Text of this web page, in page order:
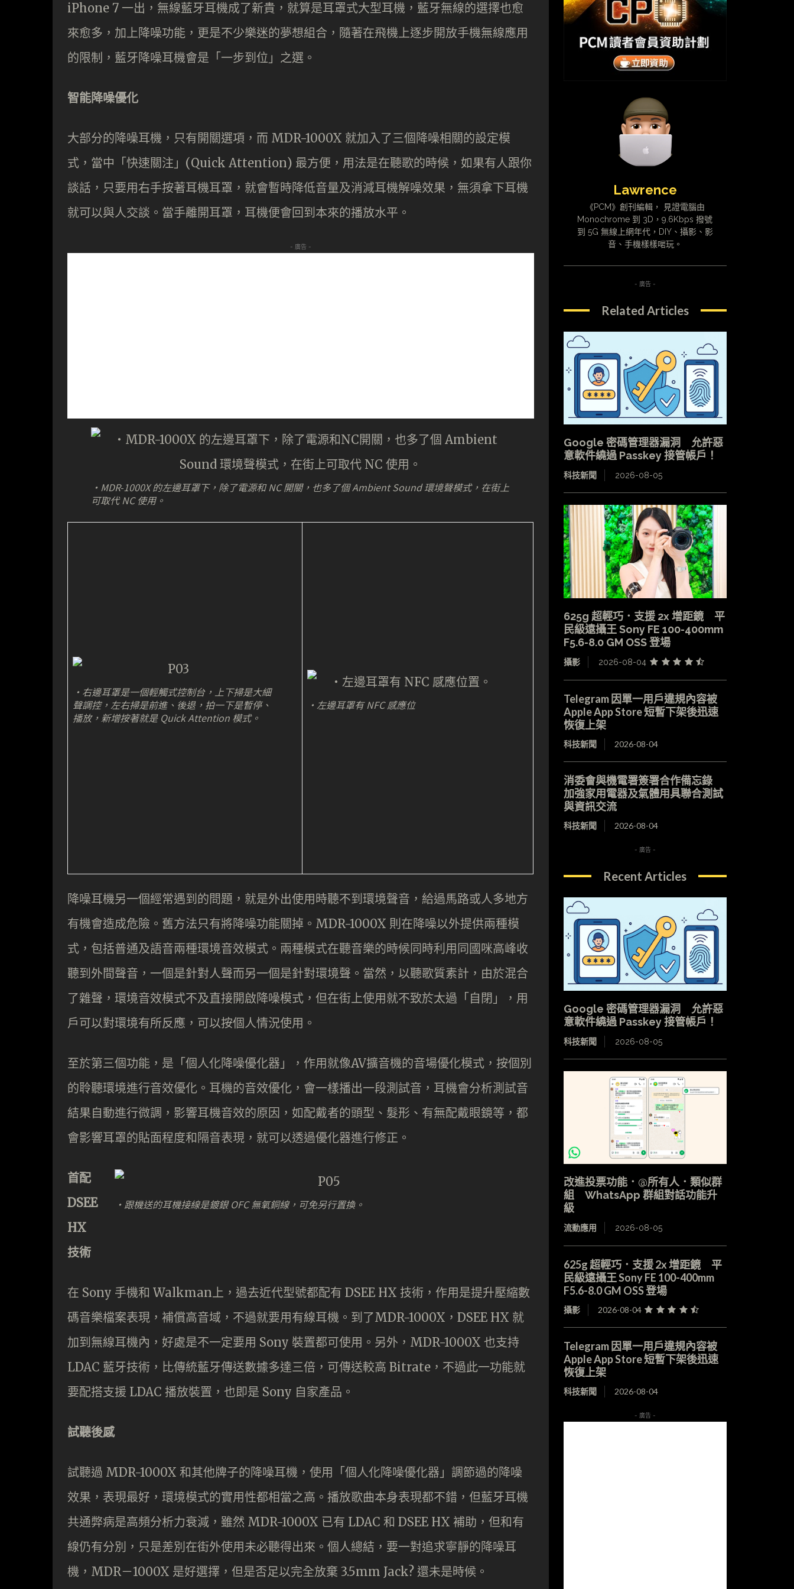
iPhone 7 一出，無線藍牙耳機成了新貴，就算是耳罩式大型耳機，藍牙無線的選擇也愈
來愈多，加上降噪功能，更是不少樂迷的夢想組合，隨著在飛機上逐步開放手機無線應用
的限制，藍牙降噪耳機會是「一步到位」之選。
智能降噪優化
大部分的降噪耳機，只有開關選項，而 MDR-1000X 就加入了三個降噪相關的設定模
式，當中「快速關注」(Quick Attention) 最方便，用法是在聽歌的時候，如果有人跟你
談話，只要用右手按著耳機耳罩，就會暫時降低音量及消減耳機解噪效果，無須拿下耳機
就可以與人交談。當手離開耳罩，耳機便會回到本來的播放水平。
- 廣告 -
・MDR-1000X 的左邊耳罩下，除了電源和 NC 開關，也多了個 Ambient Sound 環境聲模式，在街上
可取代 NC 使用。
・右邊耳罩是一個輕觸式控制台，上下掃是大細
聲調控，左右掃是前進、後退，拍一下是暫停、
播放，新增按著就是 Quick Attention 模式。
・左邊耳罩有 NFC 感應位
降噪耳機另一個經常遇到的問題，就是外出使用時聽不到環境聲音，給過馬路或人多地方
有機會造成危險。舊方法只有將降噪功能關掉。MDR-1000X 則在降噪以外提供兩種模
式，包括普通及語音兩種環境音效模式。兩種模式在聽音樂的時候同時利用同國咪高峰收
聽到外間聲音，一個是針對人聲而另一個是針對環境聲。當然，以聽歌質素計，由於混合
了雜聲，環境音效模式不及直接開啟降噪模式，但在街上使用就不致於太過「自閉」，用
戶可以對環境有所反應，可以按個人情況使用。
至於第三個功能，是「個人化降噪優化器」，作用就像AV擴音機的音場優化模式，按個別
的聆聽環境進行音效優化。耳機的音效優化，會一樣播出一段測試音，耳機會分析測試音
結果自動進行微調，影響耳機音效的原因，如配戴者的頭型、髮形、有無配戴眼鏡等，都
會影響耳罩的貼面程度和隔音表現，就可以透過優化器進行修正。
・跟機送的耳機接線是鍍銀 OFC 無氧銅線，可免另行置換。
首配
DSEE
HX
技術
在 Sony 手機和 Walkman上，過去近代型號都配有 DSEE HX 技術，作用是提升壓縮數
碼音樂檔案表現，補償高音域，不過就要用有線耳機。到了MDR-1000X，DSEE HX 就
加到無線耳機內，好處是不一定要用 Sony 裝置都可使用。另外，MDR-1000X 也支持
LDAC 藍牙技術，比傳統藍牙傳送數據多達三倍，可傳送較高 Bitrate，不過此一功能就
要配搭支援 LDAC 播放裝置，也即是 Sony 自家產品。
試聽後感
試聽過 MDR-1000X 和其他牌子的降噪耳機，使用「個人化降噪優化器」調節過的降噪
效果，表現最好，環境模式的實用性都相當之高。播放歌曲本身表現都不錯，但藍牙耳機
共通弊病是高頻分析力衰減，雖然 MDR-1000X 已有 LDAC 和 DSEE HX 補助，但和有
線仍有分別，只是差別在街外使用未必聽得出來。個人總結，要一對追求寧靜的降噪耳
機，MDR－1000X 是好選擇，但是否足以完全放棄 3.5mm Jack? 還未是時候。
Lawrence
《PCM》創刊編輯， 見證電腦由
Monochrome 到 3D，9.6Kbps 撥號
到 5G 無線上網年代，DIY、攝影、影
音、手機樣樣啱玩。
- 廣告 -
Related Articles
Google 密碼管理器漏洞 允許惡
意軟件繞過 Passkey 接管帳戶！
科技新聞 2026-08-05
625g 超輕巧．支援 2x 增距鏡 平
民級遠攝王 Sony FE 100-400mm
F5.6-8.0 GM OSS 登場
攝影 2026-08-04
Telegram 因單一用戶違規內容被
Apple App Store 短暫下架後迅速
恢復上架
科技新聞 2026-08-04
消委會與機電署簽署合作備忘錄
加強家用電器及氣體用具聯合測試
與資訊交流
科技新聞 2026-08-04
- 廣告 -
Recent Articles
Google 密碼管理器漏洞 允許惡
意軟件繞過 Passkey 接管帳戶！
科技新聞 2026-08-05
改進投票功能．@所有人．類似群
組 WhatsApp 群組對話功能升
級
流動應用 2026-08-05
625g 超輕巧．支援 2x 增距鏡 平
民級遠攝王 Sony FE 100-400mm
F5.6-8.0 GM OSS 登場
攝影 2026-08-04
Telegram 因單一用戶違規內容被
Apple App Store 短暫下架後迅速
恢復上架
科技新聞 2026-08-04
- 廣告 -